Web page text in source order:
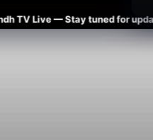
Live — Stay tuned for updates